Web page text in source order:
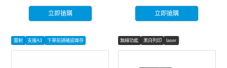
立即搶購 立即搶購
雷射 支援A3 下單前請確認庫存 無線功能 黑白列印 laser